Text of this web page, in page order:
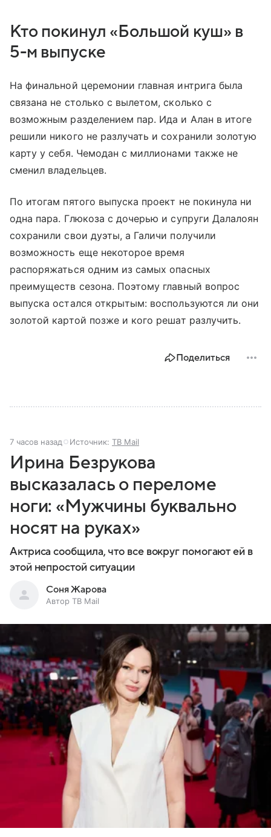
Кто покинул «Большой куш» в
5-м выпуске
На финальной церемонии главная интрига была
связана не столько с вылетом, сколько с
возможным разделением пар. Ида и Алан в итоге
решили никого не разлучать и сохранили золотую
карту у себя. Чемодан с миллионами также не
сменил владельцев.
По итогам пятого выпуска проект не покинула ни
одна пара. Глюкоза с дочерью и супруги Далалоян
сохранили свои дуэты, а Галичи получили
возможность еще некоторое время
распоряжаться одним из самых опасных
преимуществ сезона. Поэтому главный вопрос
выпуска остался открытым: воспользуются ли они
золотой картой позже и кого решат разлучить.
Поделиться
7 часов назад Источник: ТВ Mail
Ирина Безрукова
высказалась о переломе
ноги: «Мужчины буквально
носят на руках»
Актриса сообщила, что все вокруг помогают ей в
этой непростой ситуации
Соня Жарова
Автор ТВ Mail